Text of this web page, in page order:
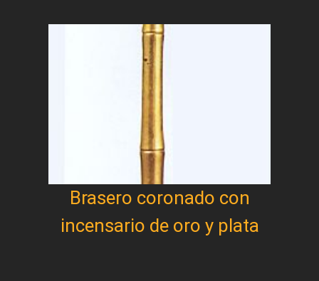
Brasero coronado con
incensario de oro y plata